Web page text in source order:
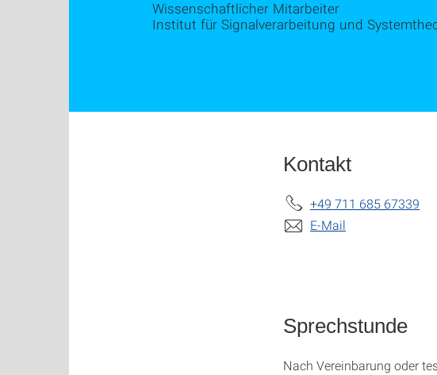
Wissenschaftlicher Mitarbeiter
Institut für Signalverarbeitung und
Kontakt
+49 711 685 67339
E-Mail
Sprechstunde
Nach Vereinbarung oder